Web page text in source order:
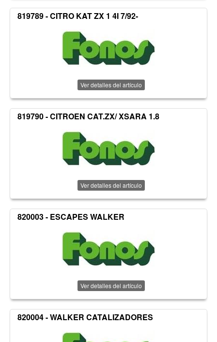
819789 - CITRO KAT ZX 1 4I 7/92-
Ver detalles del artículo
819790 - CITROEN CAT.ZX/ XSARA 1.8
Ver detalles del artículo
820003 - ESCAPES WALKER
Ver detalles del artículo
820004 - WALKER CATALIZADORES